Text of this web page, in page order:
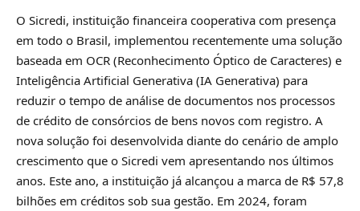
O Sicredi, instituição financeira cooperativa com presença
em todo o Brasil, implementou recentemente uma solução
baseada em OCR (Reconhecimento Óptico de Caracteres) e
Inteligência Artificial Generativa (IA Generativa) para
reduzir o tempo de análise de documentos nos processos
de crédito de consórcios de bens novos com registro. A
nova solução foi desenvolvida diante do cenário de amplo
crescimento que o Sicredi vem apresentando nos últimos
anos. Este ano, a instituição já alcançou a marca de R$ 57,8
bilhões em créditos sob sua gestão. Em 2024, foram